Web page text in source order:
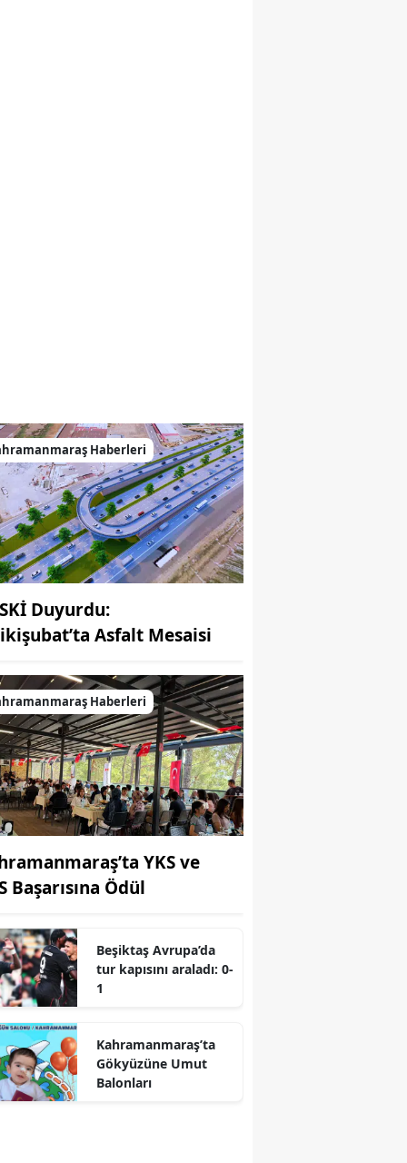
Haberleri
Duyurdu:
Asfalt Mesaisi
Haberleri
YKS ve
Başarısına Ödül
Beşiktaş Avrupa’da
tur kapısını araladı: 0-
1
Kahramanmaraş’ta
Gökyüzüne Umut
Balonları